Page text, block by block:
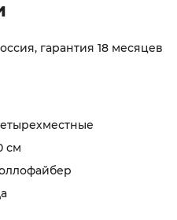
гарантия 18 месяцев
см